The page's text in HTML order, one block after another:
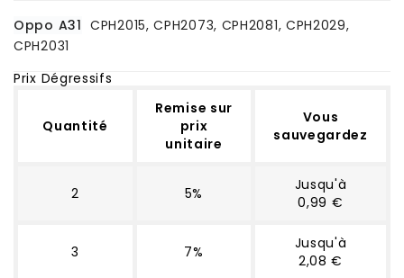
Oppo A31 CPH2015, CPH2073, CPH2081, CPH2029,
CPH2031
Prix Dégressifs
Quantité
Remise sur
prix
unitaire
Vous
sauvegardez
2 5%
Jusqu'à
0,99 €
3 7%
Jusqu'à
2,08 €